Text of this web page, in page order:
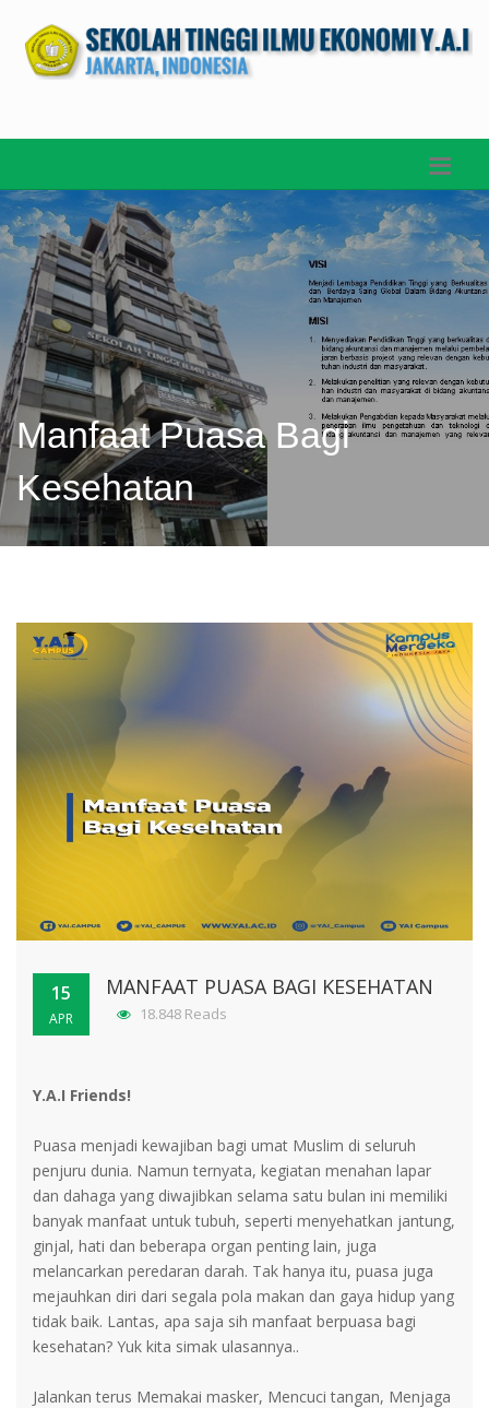
Manfaat Puasa Bagi
Kesehatan
15
APR
MANFAAT PUASA BAGI KESEHATAN
18.848 Reads
Y.A.I Friends!
Puasa menjadi kewajiban bagi umat Muslim di seluruh
penjuru dunia. Namun ternyata, kegiatan menahan lapar
dan dahaga yang diwajibkan selama satu bulan ini memiliki
banyak manfaat untuk tubuh, seperti menyehatkan jantung,
ginjal, hati dan beberapa organ penting lain, juga
melancarkan peredaran darah. Tak hanya itu, puasa juga
mejauhkan diri dari segala pola makan dan gaya hidup yang
tidak baik. Lantas, apa saja sih manfaat berpuasa bagi
kesehatan? Yuk kita simak ulasannya..
Jalankan terus Memakai masker, Mencuci tangan, Menjaga